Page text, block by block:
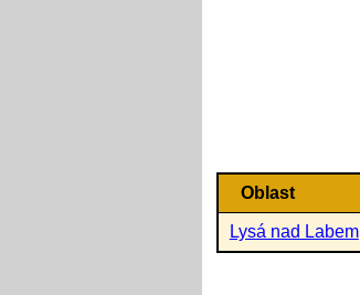
Oblast
Lysá nad Labem